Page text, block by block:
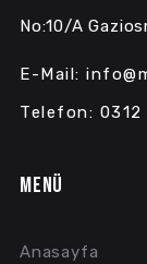
No:10/A
E-Mail:
Telefon:
MENÜ
Anasayfa